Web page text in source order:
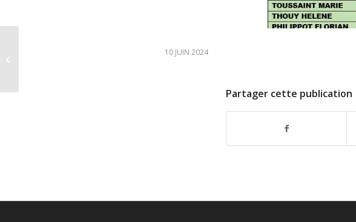
10 JUIN 2024
Partager cette publication